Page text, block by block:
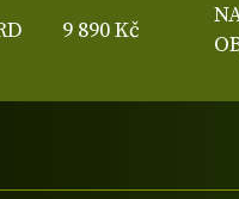
9 890 Kč